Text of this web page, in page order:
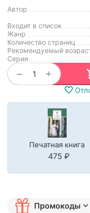
Автор
Входит в список
Жанр
Количество страниц
Рекомендуемый
Серия
+
−
Печатная книга
‍475‍ ₽
Промокоды